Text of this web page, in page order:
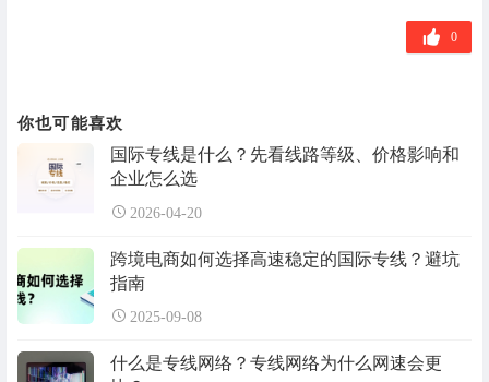
0
你也可能喜欢
国际专线是什么？先看线路等级、价格影响和
企业怎么选
2026-04-20
跨境电商如何选择高速稳定的国际专线？避坑
指南
2025-09-08
什么是专线网络？专线网络为什么网速会更